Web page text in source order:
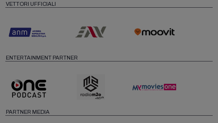
VETTORI UFFICIALI
ENTERTAINMENT PARTNER
PARTNER MEDIA